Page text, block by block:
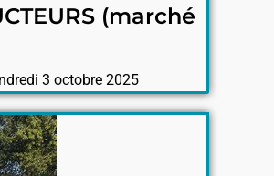
(marché
3 octobre 2025